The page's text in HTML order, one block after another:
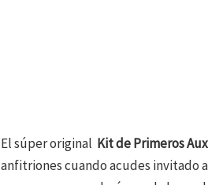
El súper original Kit de Primeros
anfitriones cuando acudes invitado